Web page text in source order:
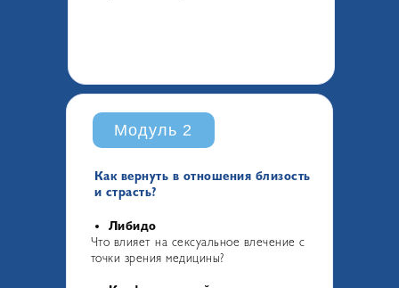
Либидо
Что влияет на сексуальное влечение с
точки зрения медицины?
Как вернуть в отношения близость
и страсть?
Модуль 2